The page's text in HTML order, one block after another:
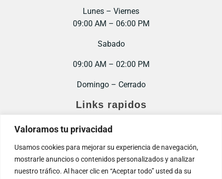
Valoramos tu privacidad
Usamos cookies para mejorar su experiencia de navegación,
mostrarle anuncios o contenidos personalizados y analizar
nuestro tráfico. Al hacer clic en “Aceptar todo” usted da su
Lunes – Viernes
09:00 AM – 06:00 PM
Sabado
09:00 AM – 02:00 PM
Domingo – Cerrado
Links rapidos
Inicio
Contacto
Trabaja con nosotros